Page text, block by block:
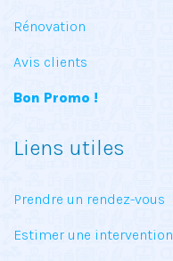
Rénovation
Avis clients
Bon Promo !
Liens utiles
Prendre un rendez-vous
Estimer une intervention